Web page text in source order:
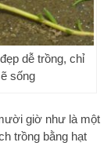
dễ trồng, chỉ
sống
giờ như là một
trồng bằng hạt